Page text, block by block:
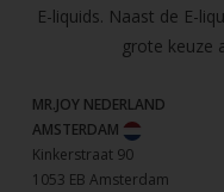
E-liquids. Naast de E-
grote keuze
MR.JOY NEDERLAND
AMSTERDAM
Kinkerstraat 90
1053 EB Amsterdam